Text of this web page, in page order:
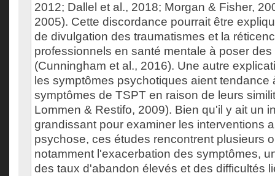
2012; Dallel et al., 2018; Morgan & Fisher,
2005). Cette discordance pourrait être
de divulgation des traumatismes et la
professionnels en santé mentale à poser
(Cunningham et al., 2016). Une autre
les symptômes psychotiques aient tendance
symptômes de TSPT en raison de leurs
Lommen & Restifo, 2009). Bien qu'il y ait un
grandissant pour examiner les interventions
psychose, ces études rencontrent plusieurs
notamment l'exacerbation des symptômes,
des taux d'abandon élevés et des difficultés